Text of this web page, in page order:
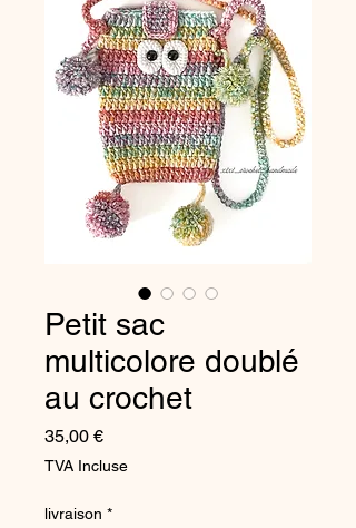
Petit sac
multicolore doublé
au crochet
35,00 €Prix
TVA Incluse
livraison *